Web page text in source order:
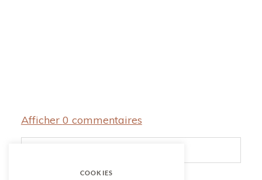
Afficher 0 commentaires
COOKIES